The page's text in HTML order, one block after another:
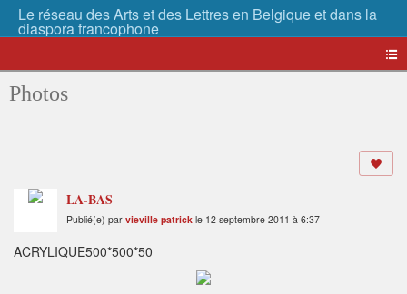
Photos
LA-BAS
Publié(e) par vieville patrick le 12 septembre 2011 à 6:37
ACRYLIQUE500*500*50